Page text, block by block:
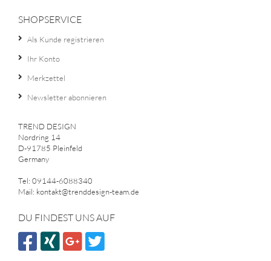
SHOPSERVICE
Als Kunde registrieren
Ihr Konto
Merkzettel
Newsletter abonnieren
TREND DESIGN
Nordring 14
D-91785 Pleinfeld
Germany
Tel: 09144-6088340
Mail: kontakt@trenddesign-team.de
DU FINDEST UNS AUF